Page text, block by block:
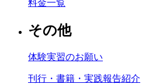
料金一覧
その他
体験実習のお願い
刊行・書籍・実践報告紹介